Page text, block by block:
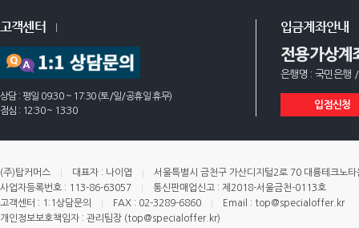
고객센터
상담 : 평일 09:30 ~ 17:30 (토/일/공휴일 휴무)
점심 : 12:30 ~ 13:30
입금계좌안내
전용가상계
은행명 : 국민은행
입점신청
(주)탑커머스 대표자 : 나이엽
서울특별시 금천구 가산디지털2로 70 대륭테크노
사업자등록번호 : 113-86-63057
통신판매업신고 : 제2018-서울금천-0113호
고객센터 : 1:1상담문의
FAX : 02-3289-6860
Email : top@specialoffer.kr
개인정보보호책임자 : 관리팀장 (top@specialoffer.kr)